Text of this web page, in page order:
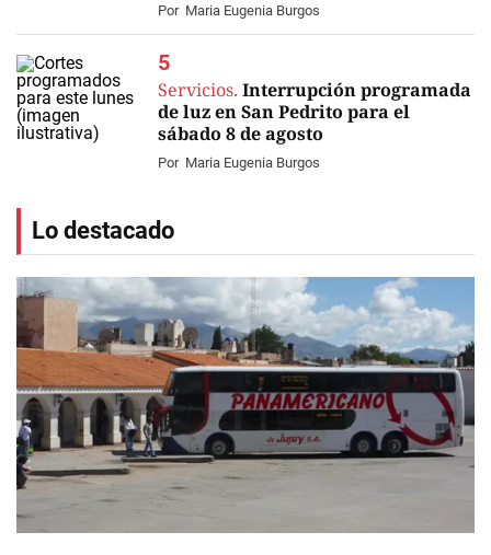
Por Maria Eugenia Burgos
Servicios. Interrupción programada
de luz en San Pedrito para el
sábado 8 de agosto
Por Maria Eugenia Burgos
Lo destacado